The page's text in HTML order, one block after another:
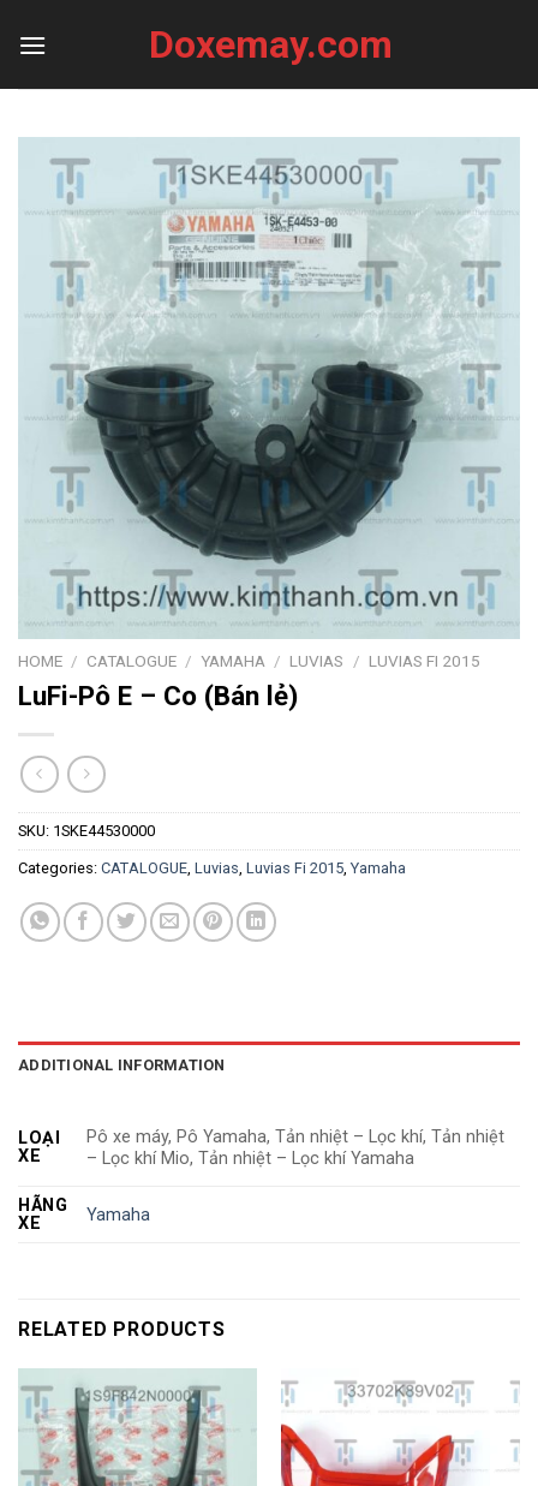
Doxemay.com
HOME / CATALOGUE / YAMAHA / LUVIAS / LUVIAS FI 2015
LuFi-Pô E – Co (Bán lẻ)
SKU: 1SKE44530000
Categories: CATALOGUE, Luvias, Luvias Fi 2015, Yamaha
ADDITIONAL INFORMATION
LOẠI
XE
Pô xe máy, Pô Yamaha, Tản nhiệt – Lọc khí, Tản nhiệt
– Lọc khí Mio, Tản nhiệt – Lọc khí Yamaha
HÃNG
XE
Yamaha
RELATED PRODUCTS